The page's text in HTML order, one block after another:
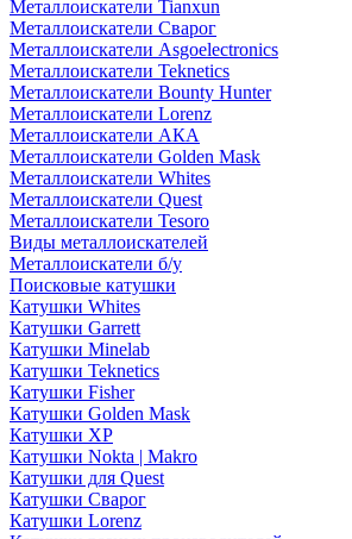
Металлоискатели Tianxun
Металлоискатели Сварог
Металлоискатели Asgoelectronics
Металлоискатели Teknetics
Металлоискатели Bounty Hunter
Металлоискатели Lorenz
Металлоискатели АКА
Металлоискатели Golden Mask
Металлоискатели Whites
Металлоискатели Quest
Металлоискатели Tesoro
Виды металлоискателей
Металлоискатели б/у
Поисковые катушки
Катушки Whites
Катушки Garrett
Катушки Minelab
Катушки Teknetics
Катушки Fisher
Катушки Golden Mask
Катушки XP
Катушки Nokta | Makro
Катушки для Quest
Катушки Сварог
Катушки Lorenz